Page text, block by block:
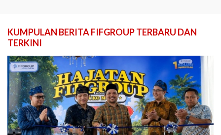
KUMPULAN BERITA FIFGROUP TERBARU DAN
TERKINI